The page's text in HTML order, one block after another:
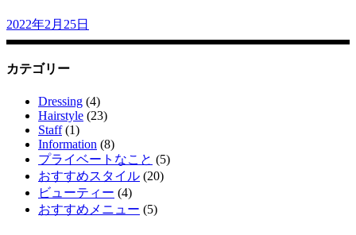
2022年2月25日
カテゴリー
Dressing (4)
Hairstyle (23)
Staff(1)
Information (8)
プライベートなこと (5)
おすすめスタイル (20)
ビューティー (4)
おすすめメニュー (5)